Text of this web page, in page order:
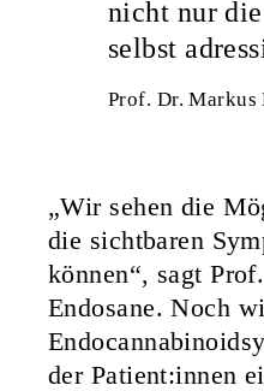
nicht nur
selbst
Prof. Dr. Markus
„Wir sehen die
die sichtbaren
können“, sagt
Endosane. Noch
der Patient:innen